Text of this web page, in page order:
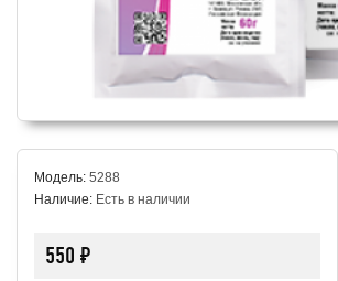
Модель: 5288
Наличие: Есть в наличии
550 ₽